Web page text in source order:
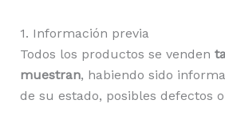
1. Información previa
Todos los productos se venden
muestran, habiendo sido
de su estado, posibles defectos